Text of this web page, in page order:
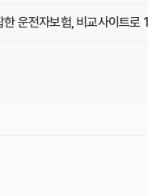
한 운전자보험, 비교사이트로